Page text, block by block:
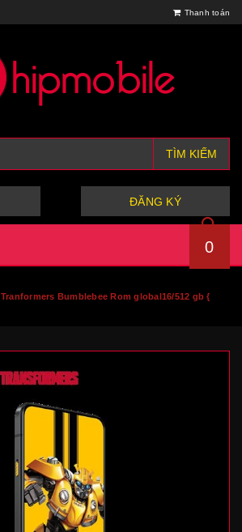
Thanh toán
TÌM KIẾM
ĐĂNG KÝ
0
Bumblebee Rom global16/512 gb {